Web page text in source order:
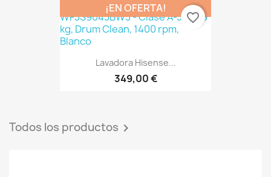
Lavadora Hisense...
349,00 €
¡EN OFERTA!
favorite_border
Todos los productos 